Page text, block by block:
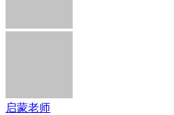
启蒙老师